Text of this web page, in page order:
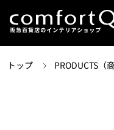
トップ PRODUCTS（